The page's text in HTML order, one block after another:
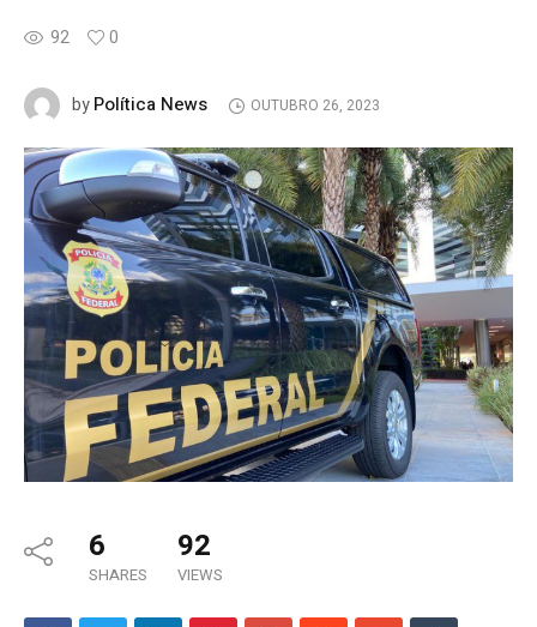
92 0
byPolítica News OUTUBRO 26, 2023
6
SHARES
92
VIEWS